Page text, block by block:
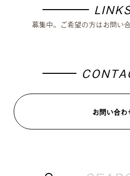
募集中。ご希望の方はお問い
お問い合わ